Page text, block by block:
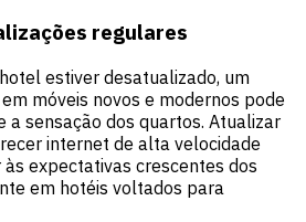
regulares
estiver desatualizado, um
móveis novos e modernos pode
a sensação dos quartos. Atualizar
internet de alta velocidade
expectativas crescentes dos
em hotéis voltados para